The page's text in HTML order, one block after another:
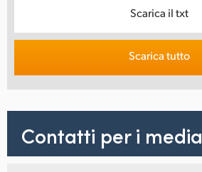
Scarica il txt
Scarica tutto
Contatti per i media